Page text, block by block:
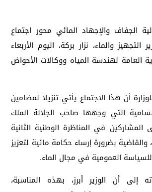
الجفاف والإجهاد المائي محور اجتماع
والماء، نزار بركة، اليوم الأربعاء
العامة لهندسة المياه ووكالات الأحواض
أن هذا الاجتماع يأتي تنزيلا لمضامين
التي وجهها صاحب الجلالة الملك
في المناظرة الوطنية الثانية
بضرورة إرساء حكامة مائية لتعزيز
للسياسة العمومية في مجال الماء.
إلى أن الوزير أبرز، بهذه المناسبة،